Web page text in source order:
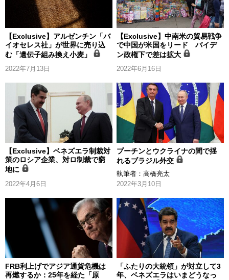
【Exclusive】アルゼンチン「バ
イオセレス社」が世界に売り込
む「遺伝子組み換え小麦」
2022年7月13日
【Exclusive】中南米の貿易戦争
で中国が米国をリード バイデ
ン政権下で差は拡大
2022年6月16日
【Exclusive】ベネズエラ制裁対
策のロシア企業、対ロ制裁で窮
地に
2022年4月6日
プーチンとウクライナの間で揺
れるブラジル外交
執筆者：高橋亮太
2022年3月10日
FRB利上げでアジア通貨危機は
再燃するか：25年を経た「原
「ふたりの大統領」が対立して3
年、ベネズエラはいまどうなっ